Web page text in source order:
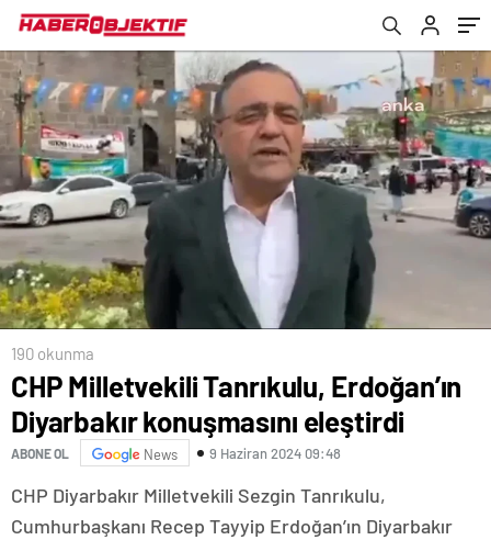
190 okunma
CHP Milletvekili Tanrıkulu, Erdoğan’ın
Diyarbakır konuşmasını eleştirdi
ABONE OL News 9 Haziran 2024 09:48
CHP Diyarbakır Milletvekili Sezgin Tanrıkulu,
Cumhurbaşkanı Recep Tayyip Erdoğan’ın Diyarbakır